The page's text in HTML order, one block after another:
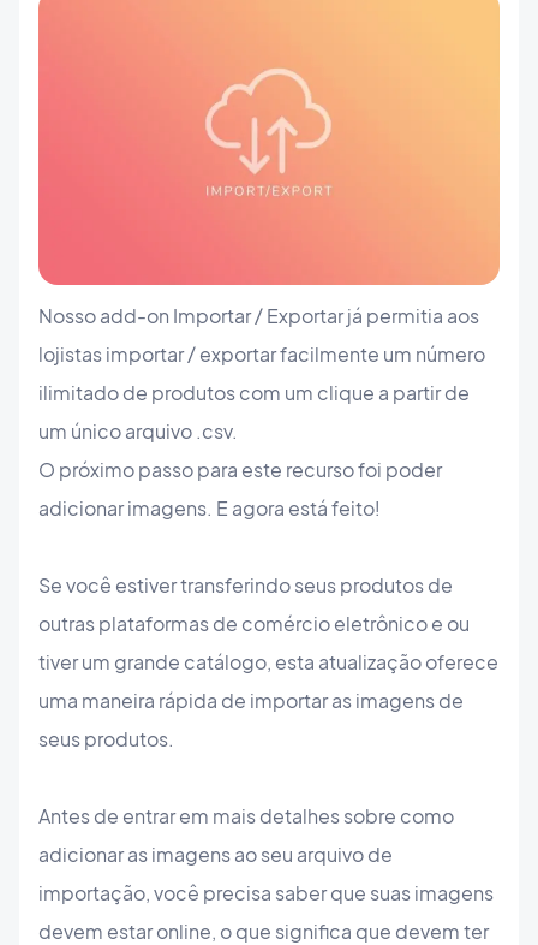
Nosso add-on Importar / Exportar já permitia aos
lojistas importar / exportar facilmente um número
ilimitado de produtos com um clique a partir de
um único arquivo .csv.
O próximo passo para este recurso foi poder
adicionar imagens. E agora está feito!
Se você estiver transferindo seus produtos de
outras plataformas de comércio eletrônico e ou
tiver um grande catálogo, esta atualização oferece
uma maneira rápida de importar as imagens de
seus produtos.
Antes de entrar em mais detalhes sobre como
adicionar as imagens ao seu arquivo de
importação, você precisa saber que suas imagens
devem estar online, o que significa que devem ter